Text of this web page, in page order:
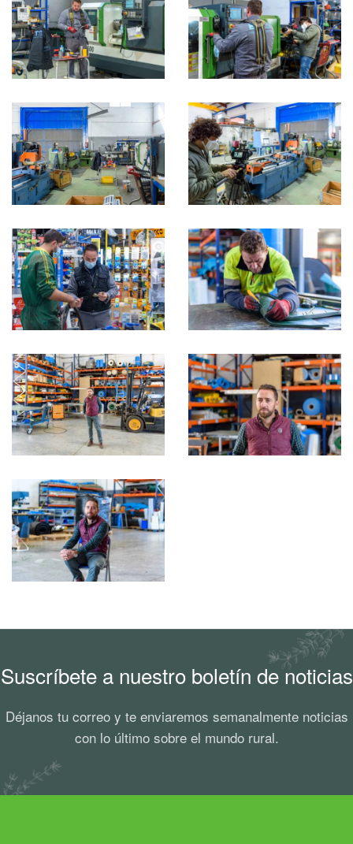
Ampliar Ampliar
Ampliar Ampliar
Ampliar Ampliar
Ampliar Ampliar
Ampliar
Suscríbete a nuestro boletín de noticias
Déjanos tu correo y te enviaremos semanalmente noticias
con lo último sobre el mundo rural.